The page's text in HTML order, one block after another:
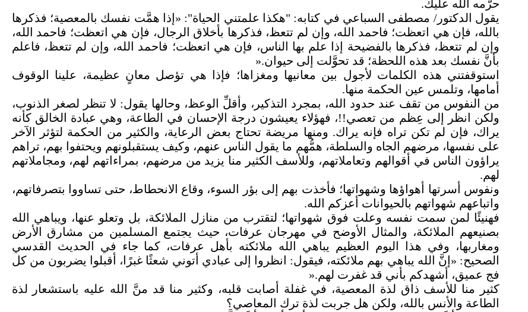
حرَّمه الله عليك.
يقول الدكتور/ مصطفى السباعي في كتابه: "هكذا علمتني الحياة": «إذا همَّت نفسك بالمعصية؛ فذكرها
بالله، فإن هي اتعظت؛ فاحمد الله، وإن لم تتعظ، فذكرها بأخلاق الرجال، فإن هي اتعظت؛ فاحمد الله،
وإن لم تتعظ، فذكرها بالفضيحة إذا علم بها الناس، فإن هي اتعظت؛ فاحمد الله، وإن لم تتعظ، فاعلم
بأنَّ نفسك بعد هذه اللحظة؛ قد تحوَّلت إلى حيوان».
استوقفتني هذه الكلمات لأجول بين معانيها ومغزاها؛ فإذا هي تؤصل معانٍ عظيمة، علينا الوقوف
أمامها، وتلمس عين الحكمة منها.
من النفوس من تقف عند حدود الله، بمجرد التذكير، وأقلِّ الوعظ، وحالها يقول: لا تنظر لصغر الذنوب،
ولكن انظر إلى عِظم من تعصي!!، فهؤلاء يعيشون درجة الإحسان في الطاعة، وهي عبادة الخالق كأنه
يراك، فإن لم تكن تراه فإنه يراك. ومنها مريضة تحتاج بعض الرعاية، والكثير من الحكمة لتؤثر الآخر
على نفسها، مرضهم الجاه والسلطة، همُّهم ما يقول الناس عنهم، وكيف يستقبلونهم ويحتفوا بهم، تراهم
يراؤون الناس في أقوالهم وتعاملاتهم، وللأسف الكثير منا يزيد من مرضهم، بمراءاتهم لهم، ومجاملاتهم
لهم.
ونفوس أسرتها أهواؤها وشهواتها؛ فأخذت بهم إلى بؤر السوء، وقاع الانحطاط، حتى تساووا بتصرفاتهم،
واتباعهم شهواتهم بالحيوانات أعزكم الله.
فهنيئًا لمن سمت نفسه وعلت فوق شهواتها؛ لتقترب من منازل الملائكة، بل وتعلو عنها، ويباهي الله
بصنيعهم الملائكة، والمثال الأوضح في مهرجان عرفات، حيث يجتمع المسلمين من مشارق الأرض
ومغاربها، وفي هذا اليوم العظيم يباهي الله ملائكته بأهل عرفات، كما جاء في الحديث القدسي
الصحيح: «إنَّ الله يباهي بهم ملائكته، فيقول: انظروا إلى عبادي أتوني شعثًا غبرًا، أقبلوا يضربون من كل
فج عميق، أشهدكم بأني قد غفرت لهم».
كثير منا للأسف ذاق لذة المعصية، في غفلة أصابت قلبه، وكثير منا قد منَّ الله عليه باستشعار لذة
الطاعة والأنس بالله، ولكن هل جربت لذة ترك المعاصي؟